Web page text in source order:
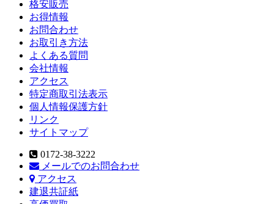
格安販売
お得情報
お問合わせ
お取引き方法
よくある質問
会社情報
アクセス
特定商取引法表示
個人情報保護方針
リンク
サイトマップ
0172-38-3222
メールでのお問合わせ
アクセス
建退共証紙